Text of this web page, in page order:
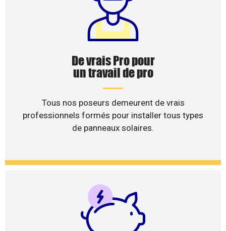
De vrais Pro pour
un travail de pro
Tous nos poseurs demeurent de vrais
professionnels formés pour installer tous types
de panneaux solaires.